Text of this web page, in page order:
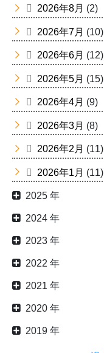
2026年8月 (2)
2026年7月 (10)
2026年6月 (12)
2026年5月 (15)
2026年4月 (9)
2026年3月 (8)
2026年2月 (11)
2026年1月 (11)
2025 年
2024 年
2023 年
2022 年
2021 年
2020 年
2019 年